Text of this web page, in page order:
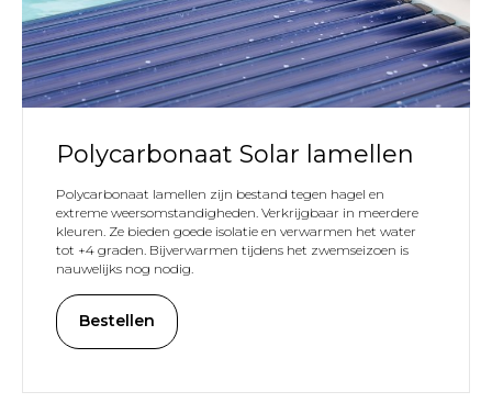
Polycarbonaat Solar lamellen
Polycarbonaat lamellen zijn bestand tegen hagel en
extreme weersomstandigheden. Verkrijgbaar in meerdere
kleuren. Ze bieden goede isolatie en verwarmen het water
tot +4 graden. Bijverwarmen tijdens het zwemseizoen is
nauwelijks nog nodig.
Bestellen